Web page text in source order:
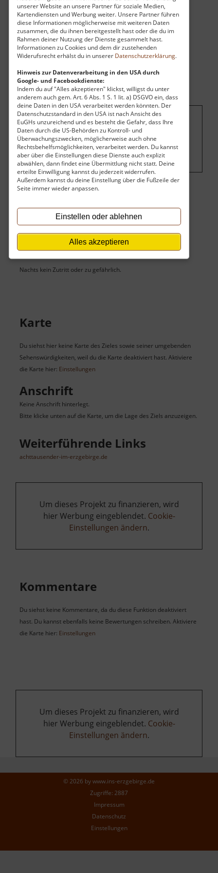
unserer Website an unsere Partner für soziale Medien,
Kartendiensten und Werbung weiter. Unsere Partner führen
diese Informationen möglicherweise mit weiteren Daten
zusammen, die du ihnen bereitgestellt hast oder die du im
Rahmen deiner Nutzung der Dienste gesammelt hast.
Informationen zu Cookies und dem dir zustehenden
Widerufsrecht erhälst du in unserer Datenschutzerklärung.
Hinweis zur Datenverarbeitung in den USA durch
Google- und Facebookdienste:
Indem du auf "Alles akzeptieren" klickst, willigst du unter
anderem auch gem. Art. 6 Abs. 1 S. 1 lit. a) DSGVO ein, dass
deine Daten in den USA verarbeitet werden könnten. Der
Datenschutzstandard in den USA ist nach Ansicht des
EuGHs unzureichend und es besteht die Gefahr, dass Ihre
Daten durch die US-Behörden zu Kontroll- und
Überwachungszwecken, möglicherweise auch ohne
Rechtsbehelfsmöglichkeiten, verarbeitet werden. Du kannst
aber über die Einstellungen diese Dienste auch explizit
abwählen, dann findet eine Übermittlung nicht statt. Deine
erteilte Einwilligung kannst du jederzeit widerrufen.
Außerdem kannst du deine Einstellung über die Fußzeile der
Seite immer wieder anpassen.
Einstellen oder ablehnen
Alles akzeptieren
Um dieses Projekt zu finanzieren, wird
hier Werbung eingeblendet.Cookie-
Einstellungen ändern.
Der Eintritt ist kostenlos.
Öffnungszeiten
Dieses Ziel ist rund um die Uhr geöffnet.
Nachts kein Zutritt oder zu gefährlich.
Karte
Du siehst hier keine Karte des Zieles sowie seiner umgebenden
Sehenswürdigkeiten, weil du die Karte deaktiviert hast. Aktiviere
die Karte hier: Einstellungen
Anschrift
Keine Anschrift hinterlegt.
Bitte klicke unten auf die Karte, um die Lage des Ziels anzuzeigen.
Weiterführende Links
achttausender-im-erzgebirge.de
Um dieses Projekt zu finanzieren, wird
hier Werbung eingeblendet. Cookie-
Einstellungen ändern.
Kommentare
Du siehst keine Kommentare, da du diese Funktion deaktiviert
hast. Du kannst ebenfalls keine Bewertungen schreiben. Aktiviere
die Karte hier: Einstellungen
Um dieses Projekt zu finanzieren, wird
hier Werbung eingeblendet. Cookie-
Einstellungen ändern.
© 2026 bywww.ins-erzgebirge.de
Zugriffe: 2887
Impressum
Datenschutz
Einstellungen